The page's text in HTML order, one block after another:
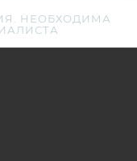
НЕОБХОДИМА